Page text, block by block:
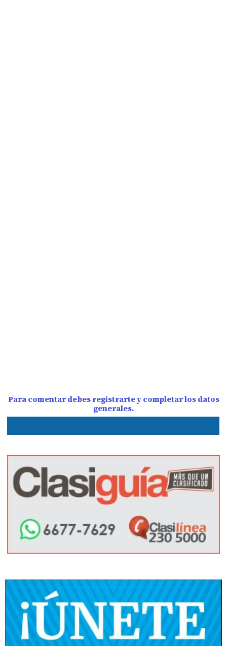
Para comentar debes registrarte y completar los datos
generales.